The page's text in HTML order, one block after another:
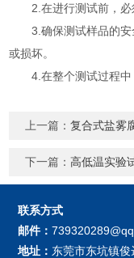
2.在进行测试前，必
3.确保测试样品的安
或损坏。
4.在整个测试过程中
上一篇：复合式盐雾
下一篇：高低温实验
联系方式
邮件：
地址： 东莞市东坑镇